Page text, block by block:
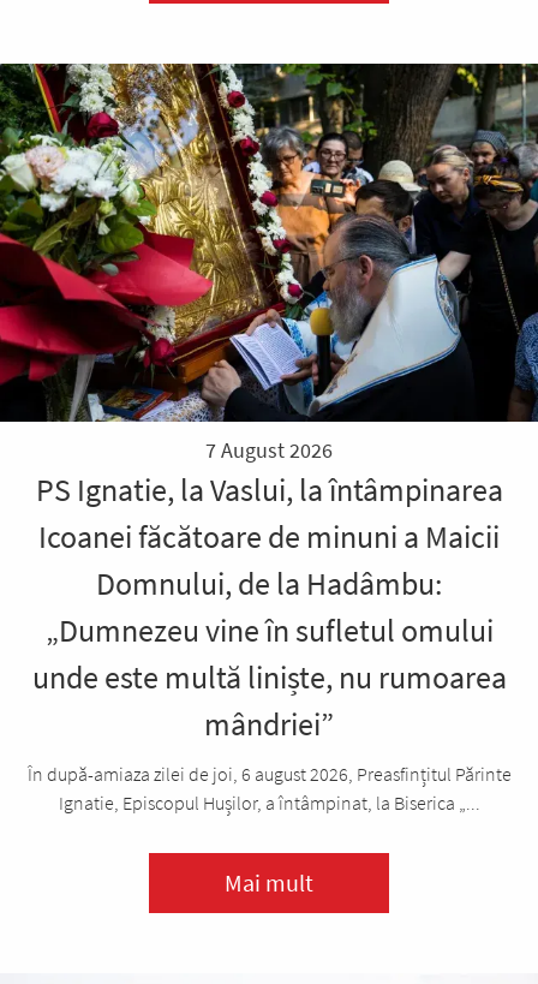
7 August 2026
PS Ignatie, la Vaslui, la întâmpinarea
Icoanei făcătoare de minuni a Maicii
Domnului, de la Hadâmbu:
„Dumnezeu vine în sufletul omului
unde este multă liniște, nu rumoarea
mândriei”
În după-amiaza zilei de joi, 6 august 2026, Preasfințitul Părinte
Ignatie, Episcopul Hușilor, a întâmpinat, la Biserica „...
Mai mult